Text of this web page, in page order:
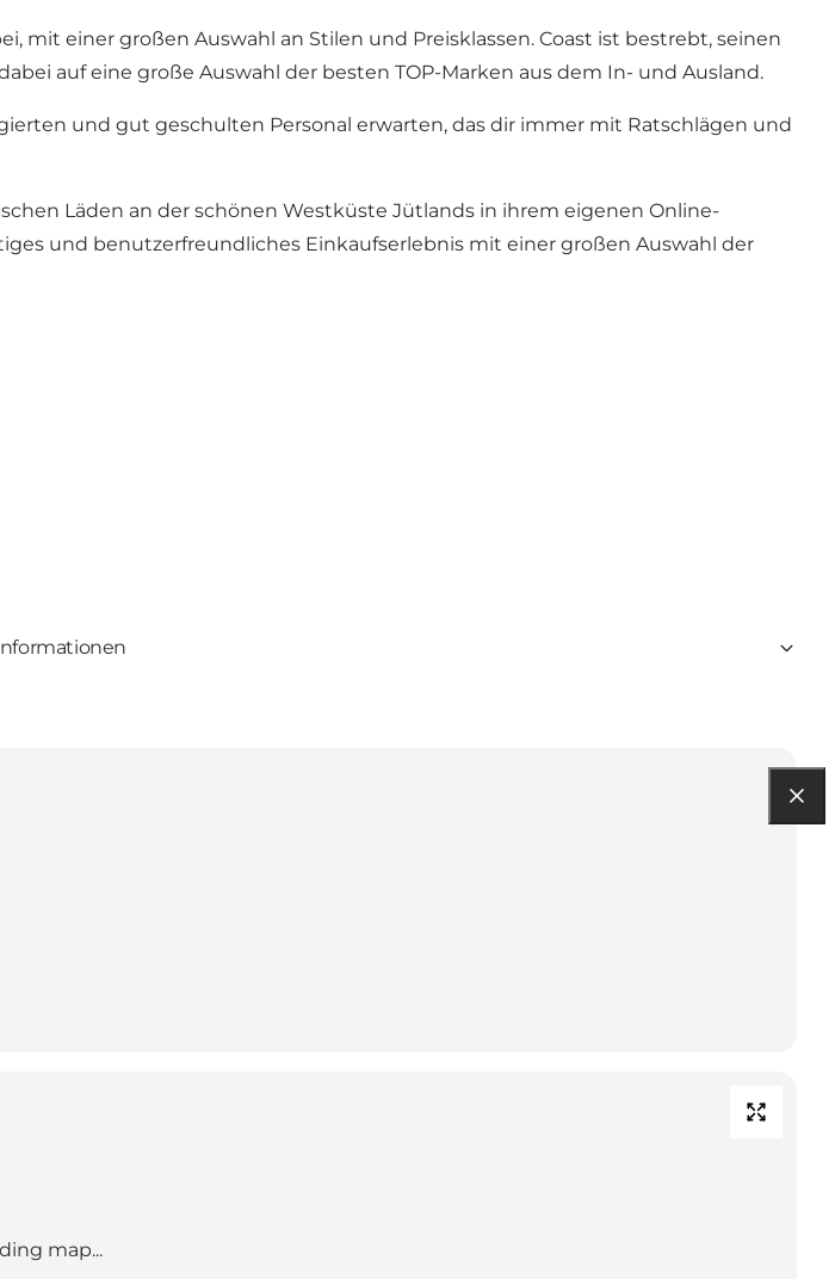
mit einer großen Auswahl an Stilen und Preisklassen. Coast ist bestrebt, seinen
auf eine große Auswahl der besten TOP-Marken aus dem In- und Ausland.
und gut geschulten Personal erwarten, das dir immer mit Ratschlägen und
Läden an der schönen Westküste Jütlands in ihrem eigenen Online-
und benutzerfreundliches Einkaufserlebnis mit einer großen Auswahl der
map...